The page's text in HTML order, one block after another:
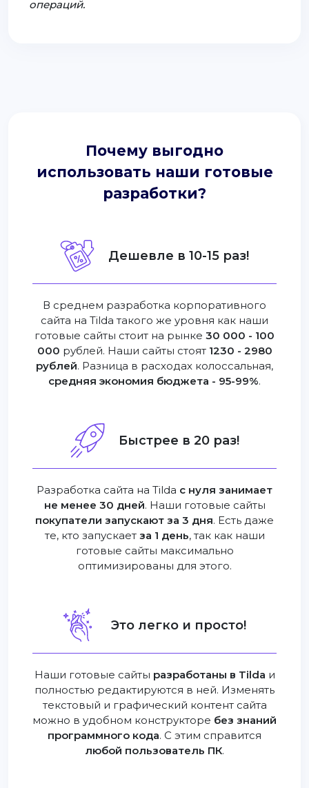
операций.
Почему выгодно
использовать наши готовые
разработки?
Дешевле в 10-15 раз!
В среднем разработка корпоративного
сайта на Tilda такого же уровня как наши
готовые сайты стоит на рынке 30 000 - 100
000 рублей. Наши сайты стоят 1230 - 2980
рублей. Разница в расходах колоссальная,
средняя экономия бюджета - 95-99%.
Быстрее в 20 раз!
Разработка сайта на Tilda с нуля занимает
не менее 30 дней. Наши готовые сайты
покупатели запускают за 3 дня. Есть даже
те, кто запускает за 1 день, так как наши
готовые сайты максимально
оптимизированы для этого.
Это легко и просто!
Наши готовые сайты разработаны в Tilda и
полностью редактируются в ней. Изменять
текстовый и графический контент сайта
можно в удобном конструкторе без знаний
программного кода. С этим справится
любой пользователь ПК.